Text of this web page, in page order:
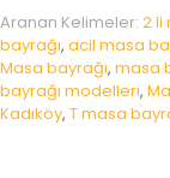
Aranan Kelimeler: 2 li
bayrağı, acil masa
Masa bayrağı, masa
bayrağı modelleri,
Kadıköy, T masa